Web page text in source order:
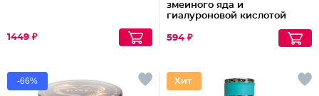
1449 ₽
змеиного яда и
гиалуроновой кислотой
594 ₽
-66%